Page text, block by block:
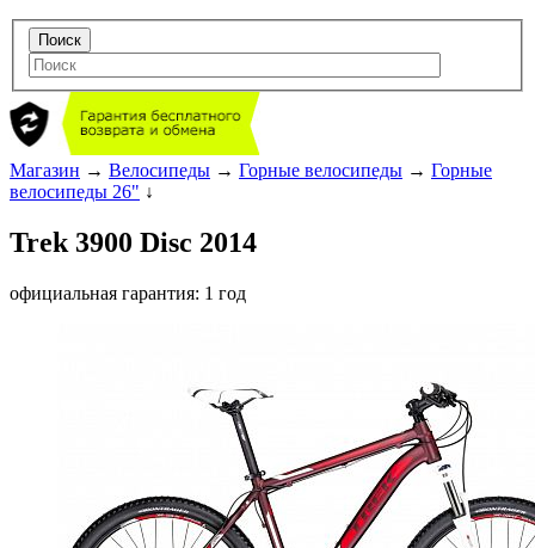
Магазин → Велосипеды → Горные велосипеды → Горные
велосипеды 26" ↓
Trek 3900 Disc 2014
официальная гарантия: 1 год